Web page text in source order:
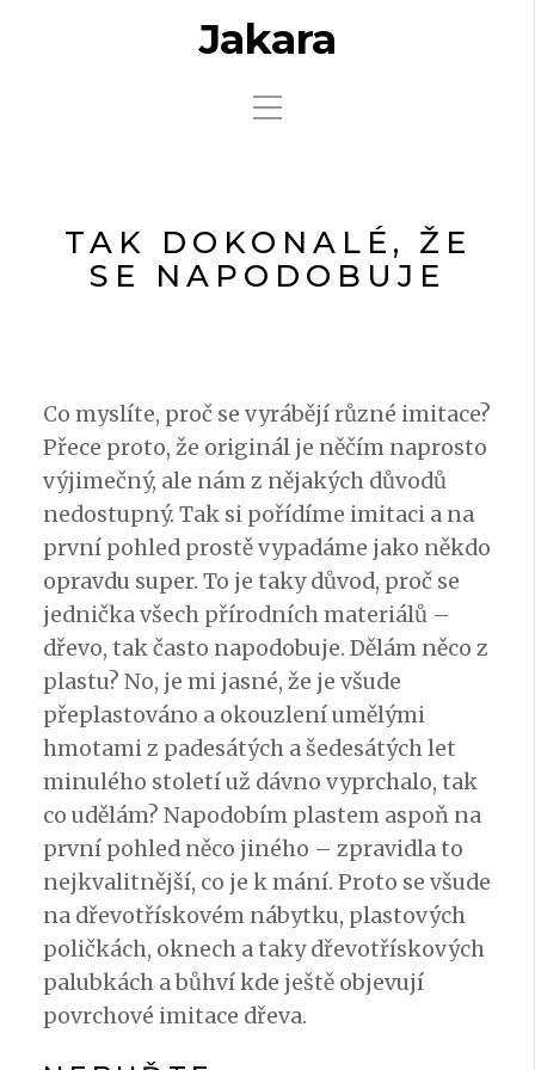
Jakara
TAK DOKONALÉ, ŽE
SE NAPODOBUJE
Co myslíte, proč se vyrábějí různé imitace?
Přece proto, že originál je něčím naprosto
výjimečný, ale nám z nějakých důvodů
nedostupný. Tak si pořídíme imitaci a na
první pohled prostě vypadáme jako někdo
opravdu super. To je taky důvod, proč se
jednička všech přírodních materiálů –
dřevo, tak často napodobuje. Dělám něco z
plastu? No, je mi jasné, že je všude
přeplastováno a okouzlení umělými
hmotami z padesátých a šedesátých let
minulého století už dávno vyprchalo, tak
co udělám? Napodobím plastem aspoň na
první pohled něco jiného – zpravidla to
nejkvalitnější, co je k mání. Proto se všude
na dřevotřískovém nábytku, plastových
poličkách, oknech a taky dřevotřískových
palubkách a bůhví kde ještě objevují
povrchové imitace dřeva.